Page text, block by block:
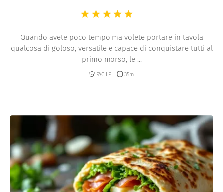
Quando avete poco tempo ma volete portare in tavola
qualcosa di goloso, versatile e capace di conquistare tutti al
primo morso, le ...
FACILE 35m